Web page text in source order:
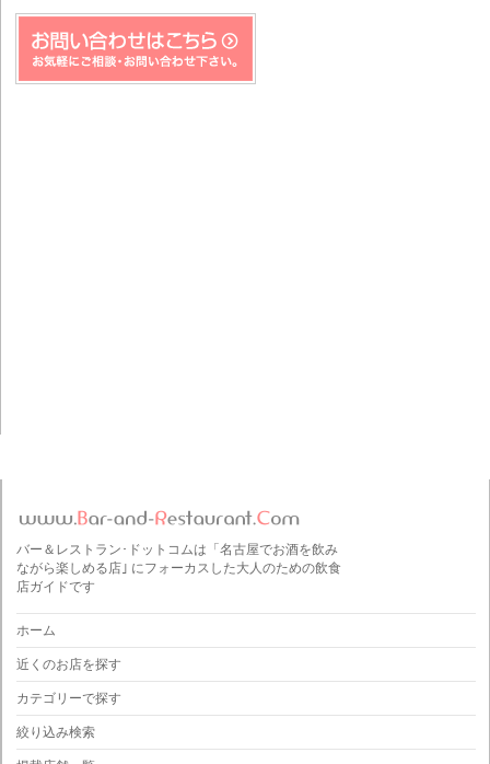
バー＆レストラン･ドットコムは「名古屋でお酒を飲み
ながら楽しめる店｣ にフォーカスした大人のための飲食
店ガイドです
ホーム
近くのお店を探す
カテゴリーで探す
絞り込み検索